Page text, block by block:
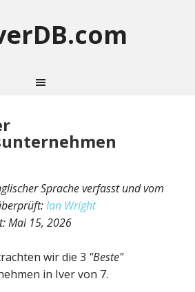
Sprache verfasst und vom
Ian Wright
Mai 15, 2026
wir die 3 "Beste"
in Iver von 7.